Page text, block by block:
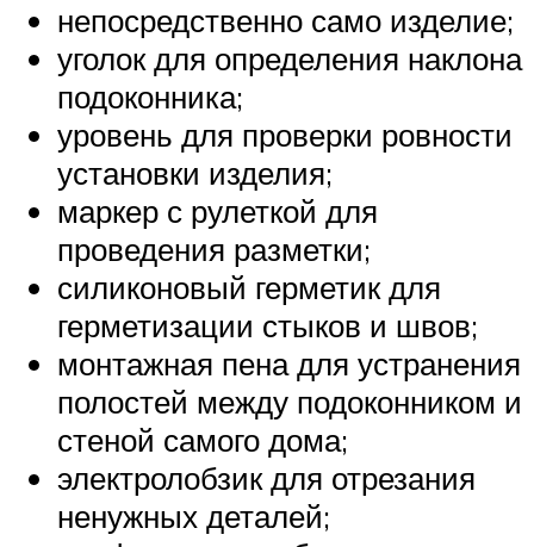
непосредственно само изделие;
уголок для определения наклона
подоконника;
уровень для проверки ровности
установки изделия;
маркер с рулеткой для
проведения разметки;
силиконовый герметик для
герметизации стыков и швов;
монтажная пена для устранения
полостей между подоконником и
стеной самого дома;
электролобзик для отрезания
ненужных деталей;